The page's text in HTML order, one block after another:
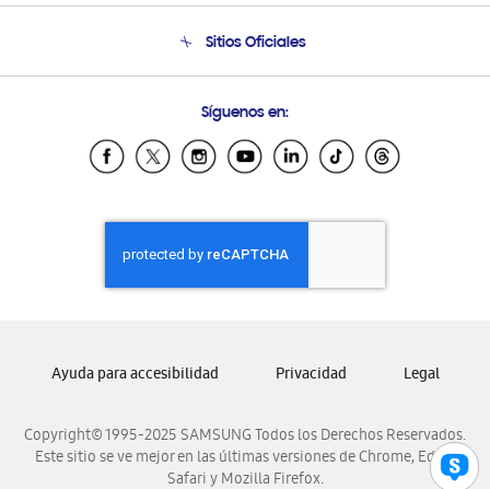
Condiciones de Compra
Soporte vía eMail
Sitios Oficiales
Samsung Ecuador
Samsung El Salvador
Samsung Honduras
Samsung Nicaragua
Samsung Panamá
Samsung Venezuela
Síguenos en:
Copyright© 1995-2025 SAMSUNG Todos los Derechos Reservados.
Este sitio se ve mejor en las últimas versiones de Chrome, Edge,
Safari y Mozilla Firefox.
Ayuda para accesibilidad Privacidad Legal